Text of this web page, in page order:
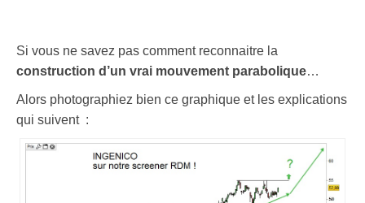
Si vous ne savez pas comment reconnaitre la
construction d’un vrai mouvement parabolique…
Alors photographiez bien ce graphique et les explications
qui suivent :